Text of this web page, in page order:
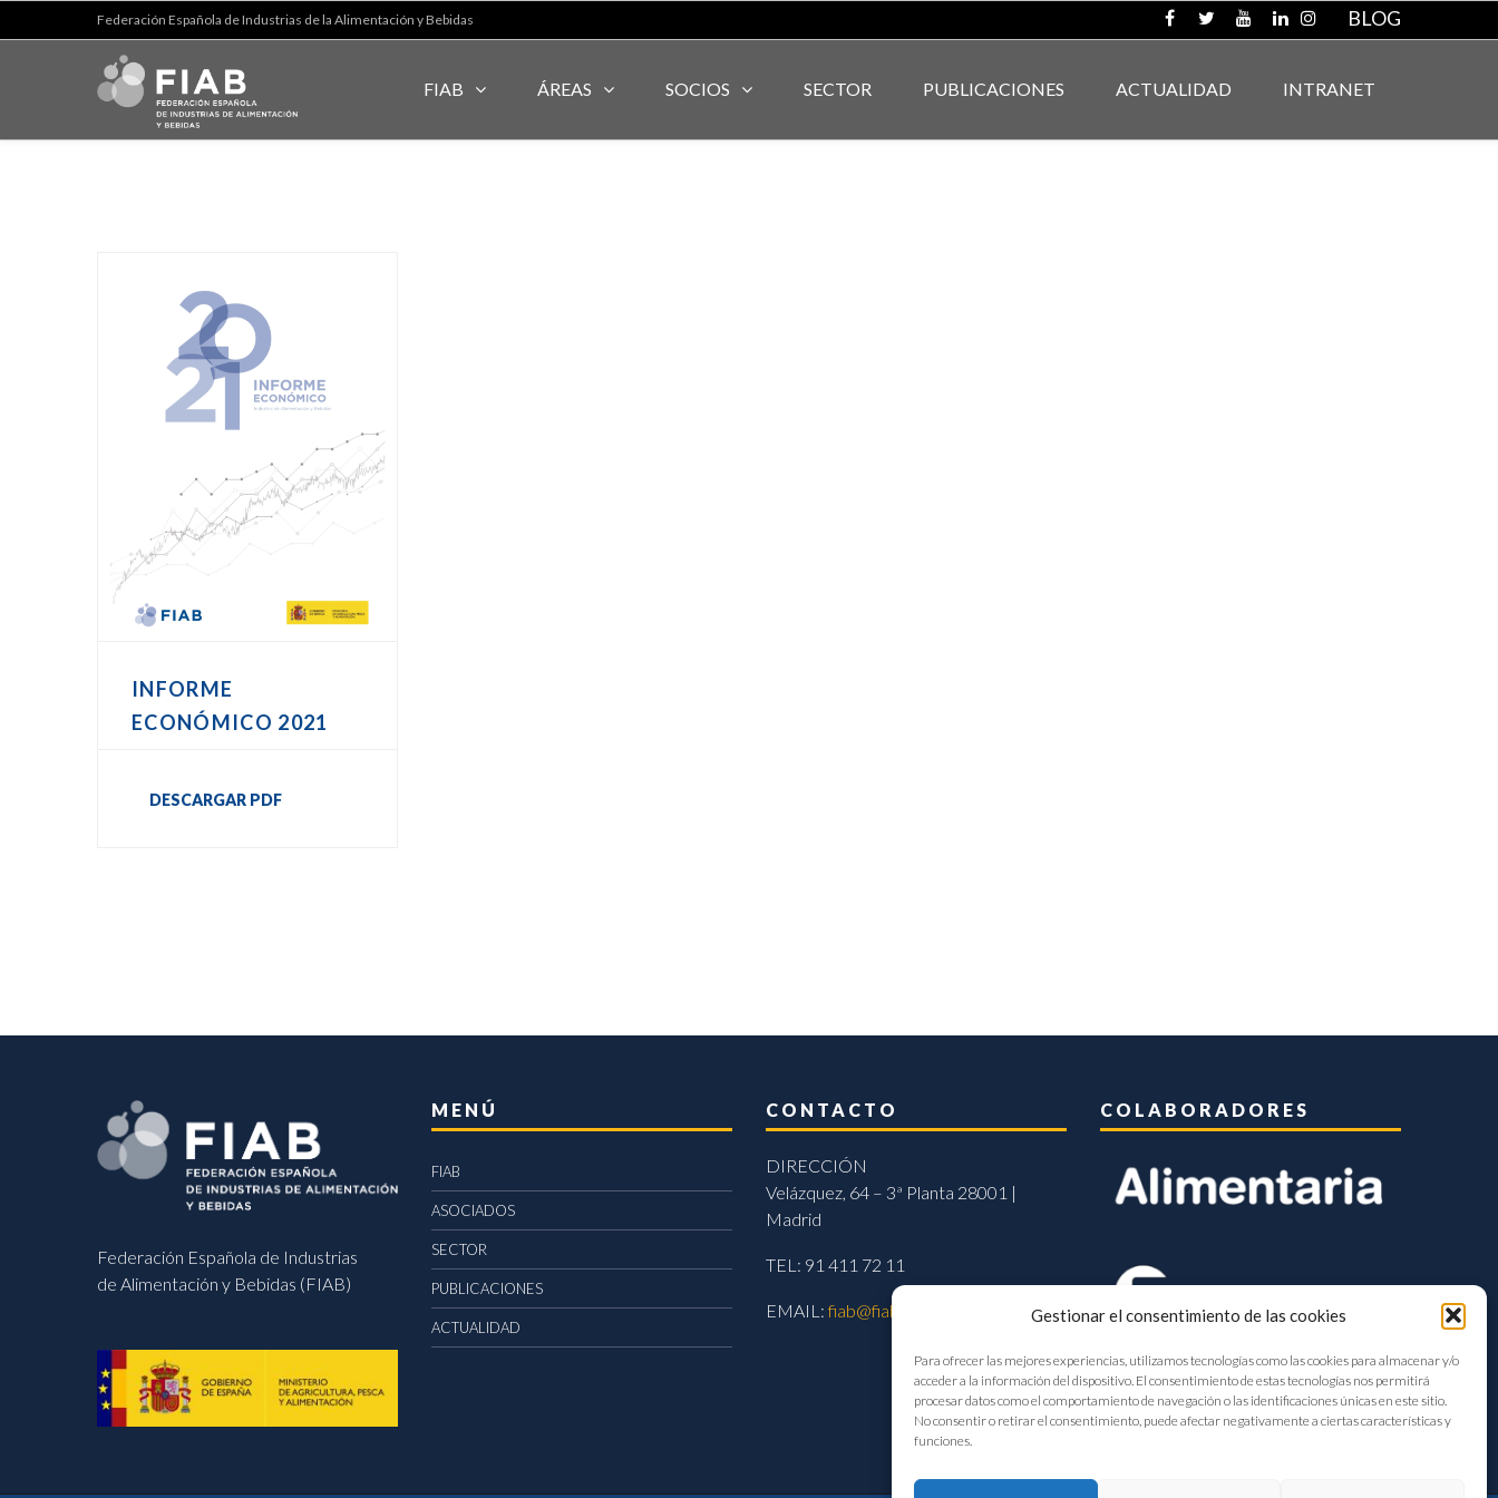
Gestionar el consentimiento de las cookies
Para ofrecer las mejores experiencias, utilizamos tecnologías como las cookies para almacenar y/o
acceder a la información del dispositivo. El consentimiento de estas tecnologías nos permitirá
procesar datos como el comportamiento de navegación o las identificaciones únicas en este sitio.
No consentir o retirar el consentimiento, puede afectar negativamente a ciertas características y
funciones.
Federación Española de Industrias de la Alimentación y Bebidas BLOG
FIAB ÁREAS SOCIOS SECTOR PUBLICACIONES ACTUALIDAD INTRANET
INFORME
ECONÓMICO 2021
DESCARGAR PDF
Federación Española de Industrias
de Alimentación y Bebidas (FIAB)
MENÚ
FIAB
ASOCIADOS
SECTOR
PUBLICACIONES
ACTUALIDAD
CONTACTO
DIRECCIÓN
Velázquez, 64 – 3ª Planta 28001 |
Madrid
TEL: 91 411 72 11
EMAIL:fiab@fiab.es
COLABORADORES